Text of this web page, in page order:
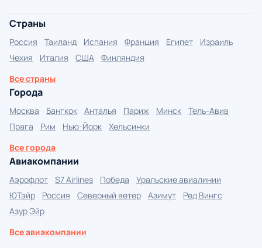
Страны
Россия Таиланд Испания Франция Египет
Израиль
Чехия
Италия США
Финляндия
Все страны
Города
Москва Бангкок Анталья Париж Минск
Тель-Авив
Прага
Рим Нью-Йорк
Хельсинки
Все города
Авиакомпании
Аэрофлот S7 Airlines Победа
Уральские авиалинии
ЮТэйр
Россия Северный ветер Азимут
Ред Вингс
Азур Эйр
Все авиакомпании